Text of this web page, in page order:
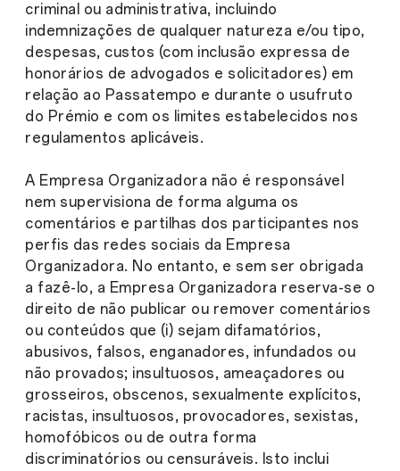
criminal ou administrativa, incluindo
indemnizações de qualquer natureza e/ou tipo,
despesas, custos (com inclusão expressa de
honorários de advogados e solicitadores) em
relação ao Passatempo e durante o usufruto
do Prémio e com os limites estabelecidos nos
regulamentos aplicáveis.
A Empresa Organizadora não é responsável
nem supervisiona de forma alguma os
comentários e partilhas dos participantes nos
perfis das redes sociais da Empresa
Organizadora. No entanto, e sem ser obrigada
a fazê-lo, a Empresa Organizadora reserva-se o
direito de não publicar ou remover comentários
ou conteúdos que (i) sejam difamatórios,
abusivos, falsos, enganadores, infundados ou
não provados; insultuosos, ameaçadores ou
grosseiros, obscenos, sexualmente explícitos,
racistas, insultuosos, provocadores, sexistas,
homofóbicos ou de outra forma
discriminatórios ou censuráveis. Isto inclui